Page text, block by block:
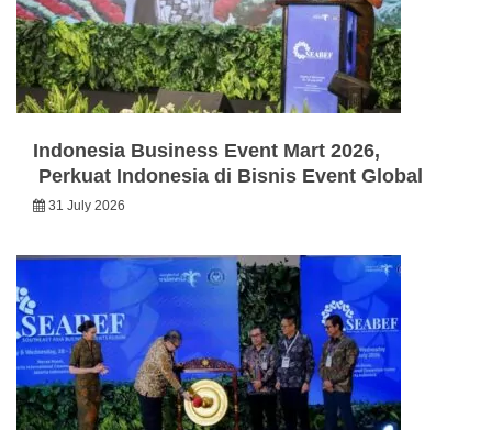
Indonesia Business Event Mart 2026,
Perkuat Indonesia di Bisnis Event Global
31 July 2026